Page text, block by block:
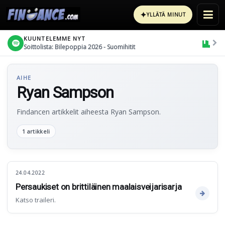
✦YLLÄTÄ MINUT
KUUNTELEMME NYT
Soittolista: Bilepoppia 2026 - Suomihitit
AIHE
Ryan Sampson
Findancen artikkelit aiheesta Ryan Sampson.
1 artikkeli
24.04.2022
Persaukiset on brittiläinen maalaisveijarisarja
Katso traileri.